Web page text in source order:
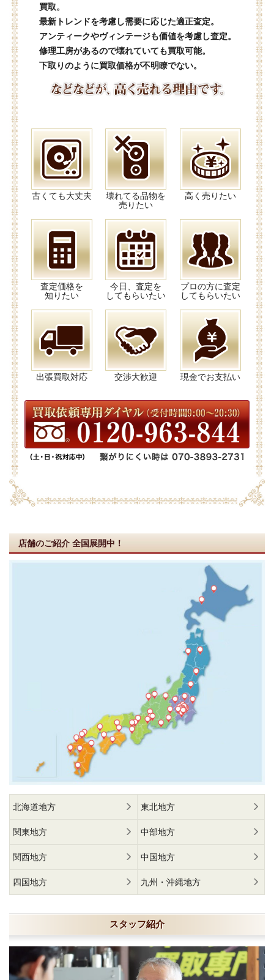
買取。
最新トレンドを考慮し需要に応じた適正査定。
アンティークやヴィンテージも価値を考慮し査定。
修理工房があるので壊れていても買取可能。
下取りのように買取価格が不明瞭でない。
古くても大丈夫
壊れてる品物を
売りたい
高く売りたい
査定価格を
知りたい
今日、査定を
してもらいたい
プロの方に査定
してもらいたい
出張買取対応 交渉大歓迎 現金でお支払い
店舗のご紹介 全国展開中！
北海道地方 東北地方
関東地方 中部地方
関西地方 中国地方
四国地方 九州・沖縄地方
スタッフ紹介